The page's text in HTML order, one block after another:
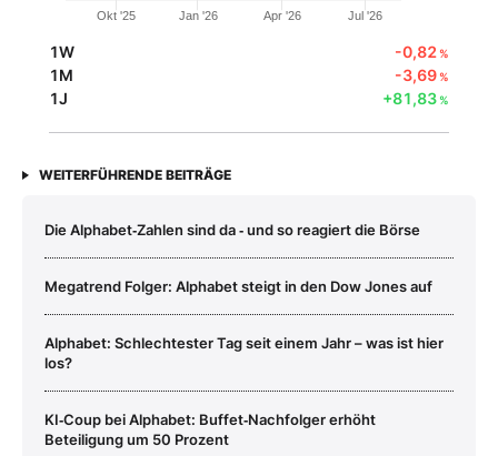
Okt '25 Jan '26 Apr '26 Jul '26
1W -0,82%
1M -3,69%
1J +81,83%
WEITERFÜHRENDE BEITRÄGE
Die Alphabet‑Zahlen sind da ‑ und so reagiert die Börse
Megatrend Folger: Alphabet steigt in den Dow Jones auf
Alphabet: Schlechtester Tag seit einem Jahr – was ist hier
los?
KI‑Coup bei Alphabet: Buffet‑Nachfolger erhöht
Beteiligung um 50 Prozent